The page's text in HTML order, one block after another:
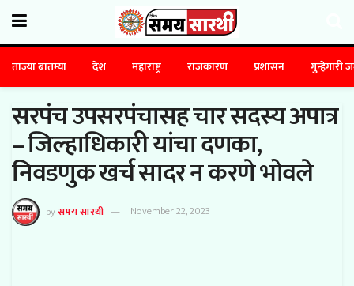
ताज्या बातम्या देश महाराष्ट्र राजकारण प्रशासन गुन्हेगारी
सरपंच उपसरपंचासह चार सदस्य अपात्र
– जिल्हाधिकारी यांचा दणका,
निवडणुक खर्च सादर न करणे भोवले
byसमय सारथी November 22, 2023